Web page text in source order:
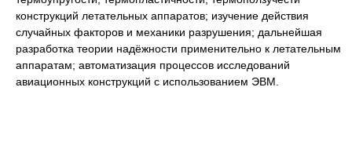
конструкций летательных аппаратов; изучение действия
случайных факторов и механики разрушения; дальнейшая
разработка теории надёжности применительно к летательным
аппаратам; автоматизация процессов исследований
авиационных конструкций с использованием ЭВМ.